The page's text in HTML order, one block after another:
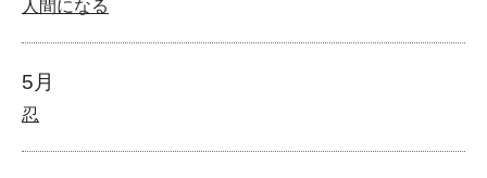
人間になる
5月
忍